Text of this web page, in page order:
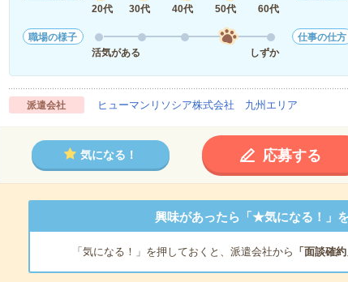
20代
30代 40代 50代 60代
職場の様子
活気がある
しずか
仕事の仕方
派遣会社 ヒューマンリソシア株式会社 九州エリア
気になる！ 応募する
興味があったら「★気になる！」
「気になる！」を押しておくと、派遣会社から 「面談確約